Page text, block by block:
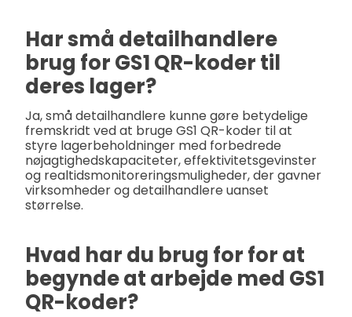
Har små detailhandlere
brug for GS1 QR-koder til
deres lager?
Ja, små detailhandlere kunne gøre betydelige
fremskridt ved at bruge GS1 QR-koder til at
styre lagerbeholdninger med forbedrede
nøjagtighedskapaciteter, effektivitetsgevinster
og realtidsmonitoreringsmuligheder, der gavner
virksomheder og detailhandlere uanset
størrelse.
Hvad har du brug for for at
begynde at arbejde med GS1
QR-koder?